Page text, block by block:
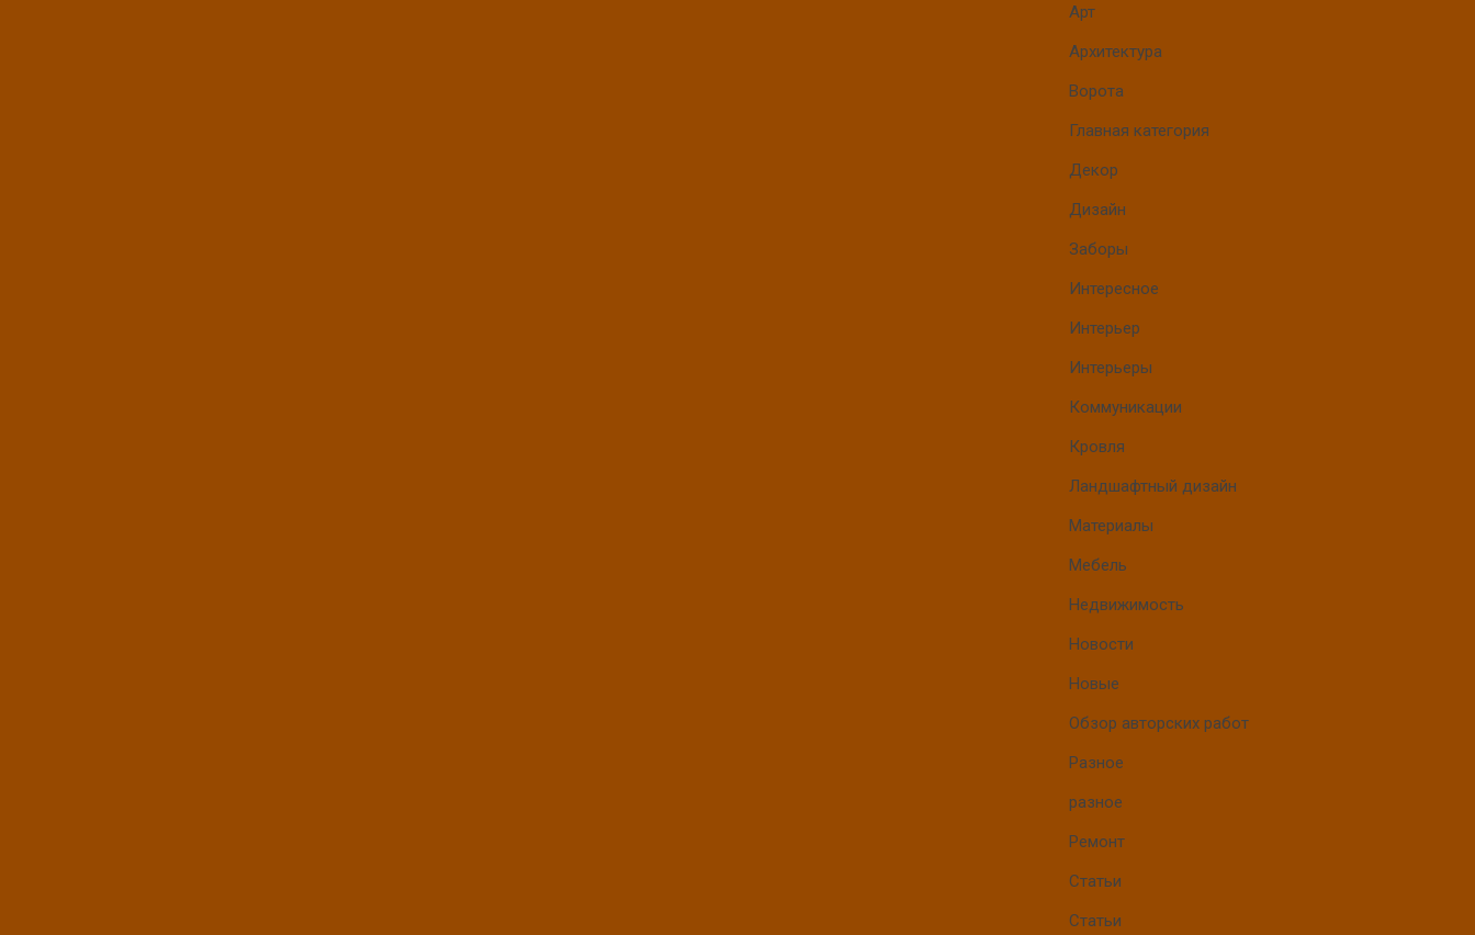
Арт
Архитектура
Ворота
Главная категория
Декор
Дизайн
Заборы
Интересное
Интерьер
Интерьеры
Коммуникации
Кровля
Ландшафтный дизайн
Материалы
Мебель
Недвижимость
Новости
Новые
Обзор авторских работ
Разное
разное
Ремонт
Статьи
Статьи